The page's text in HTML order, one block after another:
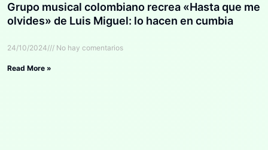
Grupo musical colombiano recrea «Hasta que me
olvides» de Luis Miguel: lo hacen en cumbia
24/10/2024 No hay comentarios
Read More »